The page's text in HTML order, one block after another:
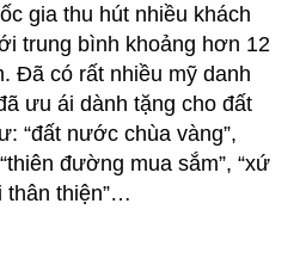
Chức
Team
Building
Tại
Thái
Lan
gia thu hút nhiều khách
trung bình khoảng hơn 12
Đã có rất nhiều mỹ danh
ưu ái dành tặng cho đất
“đất nước chùa vàng”,
đường mua sắm”, “xứ
thiện”…